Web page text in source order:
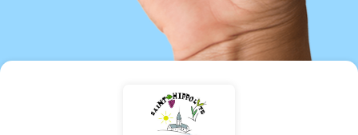
compter du mercredi 22 juillet
à zéro heure.
communes concernées, sur
le site internet départemental